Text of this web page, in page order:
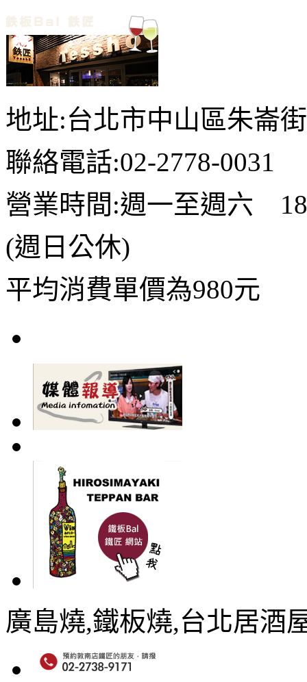
地址:台北市中山區朱崙
聯絡電話:02-2778-0031
營業時間:週一至週六
(週日公休)
平均消費單價為980元
廣島燒,鐵板燒,台北居酒